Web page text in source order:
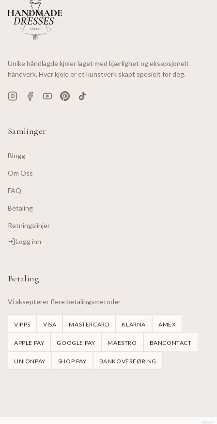
Unike håndlagde kjoler laget med kjærlighet og eksepsjonelt
håndverk. Hver kjole er et kunstverk skapt spesielt for deg.
Samlinger
Blogg
Om Oss
FAQ
Betaling
Retningslinjer
Logg inn
Betaling
Vi aksepterer flere betalingsmetoder
VIPPS VISA MASTERCARD KLARNA AMEX
APPLE PAY GOOGLE PAY MAESTRO BANCONTACT
UNIONPAY SHOP PAY BANKOVERFØRING